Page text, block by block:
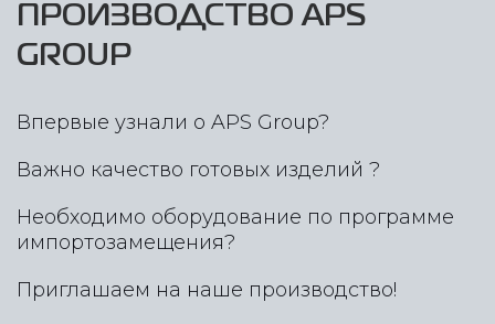
ПРОИЗВОДСТВО APS
GROUP
Впервые узнали о APS Group?
Важно качество готовых изделий ?
Необходимо оборудование по программе
импортозамещения?
Приглашаем на наше производство!